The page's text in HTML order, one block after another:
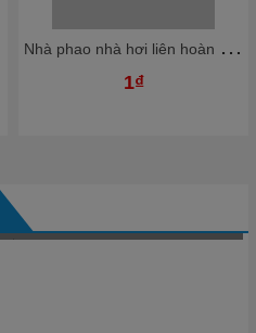
N
hà phao nhà hơi liên hoàn NPNHKB02 Dochoikinhbac - Khu trò chơi phao hơi vui nhộn
1₫